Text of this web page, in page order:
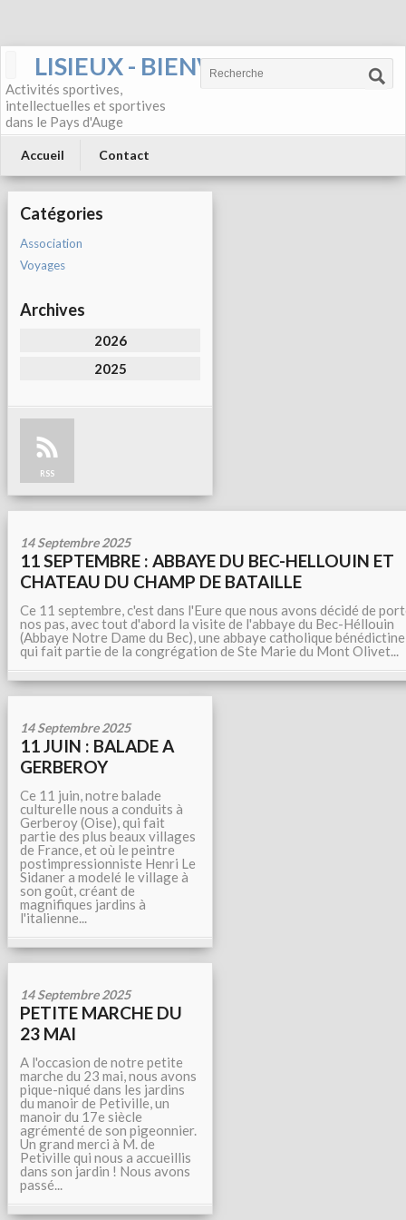
LISIEUX - BIENVENUE
Activités sportives,
intellectuelles et sportives
dans le Pays d'Auge
Accueil Contact
Catégories
Association
Voyages
Archives
2026
2025
RSS
14 Septembre 2025
11 SEPTEMBRE : ABBAYE DU BEC-HELLOUIN ET
CHATEAU DU CHAMP DE BATAILLE
Ce 11 septembre, c'est dans l'Eure que nous avons décidé de
nos pas, avec tout d'abord la visite de l'abbaye du Bec-Héllouin
(Abbaye Notre Dame du Bec), une abbaye catholique bénédictine
qui fait partie de la congrégation de Ste Marie du Mont Olivet...
14 Septembre 2025
11 JUIN : BALADE A
GERBEROY
Ce 11 juin, notre balade
culturelle nous a conduits à
Gerberoy (Oise), qui fait
partie des plus beaux villages
de France, et où le peintre
postimpressionniste Henri Le
Sidaner a modelé le village à
son goût, créant de
magnifiques jardins à
l'italienne...
14 Septembre 2025
PETITE MARCHE DU
23 MAI
A l'occasion de notre petite
marche du 23 mai, nous avons
pique-niqué dans les jardins
du manoir de Petiville, un
manoir du 17e siècle
agrémenté de son pigeonnier.
Un grand merci à M. de
Petiville qui nous a accueillis
dans son jardin ! Nous avons
passé...